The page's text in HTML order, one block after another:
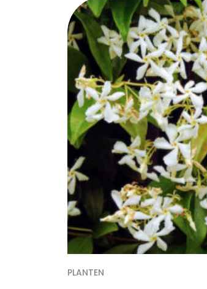
PLANTEN